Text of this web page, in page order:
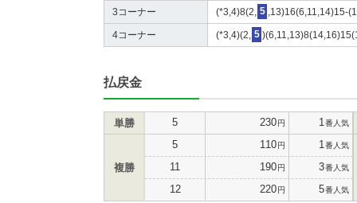
3コーナー (*3,4)8(2, 5 ,13)16(6,11,14)15-
4コーナー (*3,4)(2, 5
払戻金
単勝 5 230円 1 番人気
複勝
5 110円 1 番人気
11 190円 3番人気
12 220円 5番人気